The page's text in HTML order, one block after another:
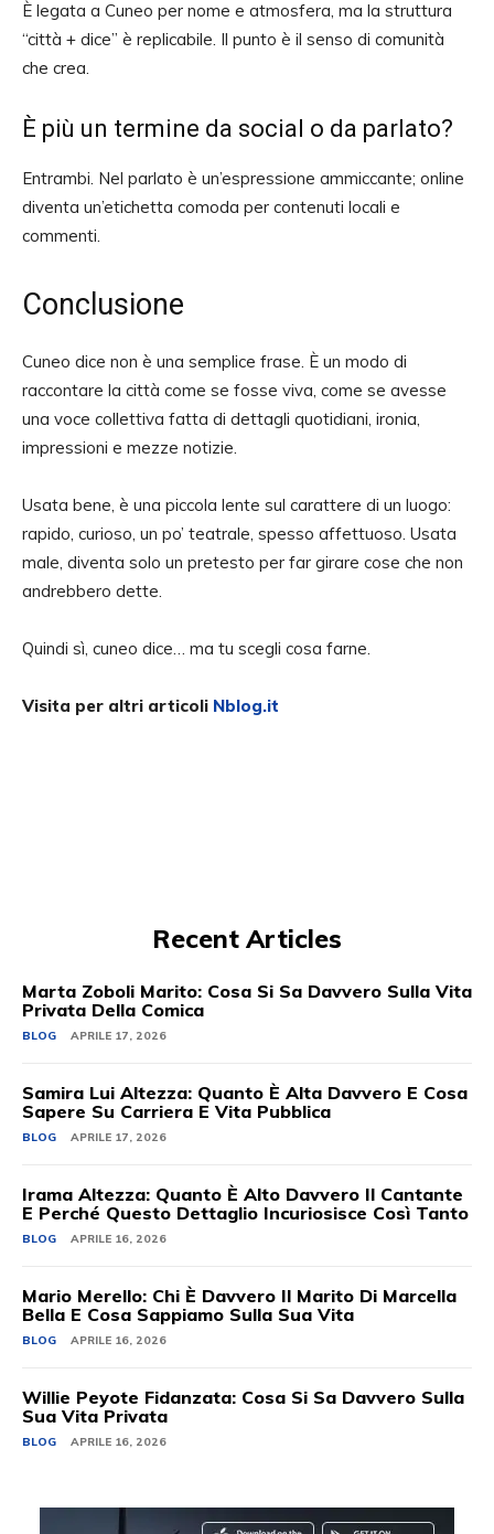
È legata a Cuneo per nome e atmosfera, ma la struttura
“città + dice” è replicabile. Il punto è il senso di comunità
che crea.
È più un termine da social o da parlato?
Entrambi. Nel parlato è un’espressione ammiccante; online
diventa un’etichetta comoda per contenuti locali e
commenti.
Conclusione
Cuneo dice non è una semplice frase. È un modo di
raccontare la città come se fosse viva, come se avesse
una voce collettiva fatta di dettagli quotidiani, ironia,
impressioni e mezze notizie.
Usata bene, è una piccola lente sul carattere di un luogo:
rapido, curioso, un po’ teatrale, spesso affettuoso. Usata
male, diventa solo un pretesto per far girare cose che non
andrebbero dette.
Quindi sì, cuneo dice… ma tu scegli cosa farne.
Visita per altri articoli Nblog.it
Recent Articles
Marta Zoboli Marito: Cosa Si Sa Davvero Sulla Vita
Privata Della Comica
BLOG APRILE 17, 2026
Samira Lui Altezza: Quanto È Alta Davvero E Cosa
Sapere Su Carriera E Vita Pubblica
BLOG APRILE 17, 2026
Irama Altezza: Quanto È Alto Davvero Il Cantante
E Perché Questo Dettaglio Incuriosisce Così Tanto
BLOG APRILE 16, 2026
Mario Merello: Chi È Davvero Il Marito Di Marcella
Bella E Cosa Sappiamo Sulla Sua Vita
BLOG APRILE 16, 2026
Willie Peyote Fidanzata: Cosa Si Sa Davvero Sulla
Sua Vita Privata
BLOG APRILE 16, 2026